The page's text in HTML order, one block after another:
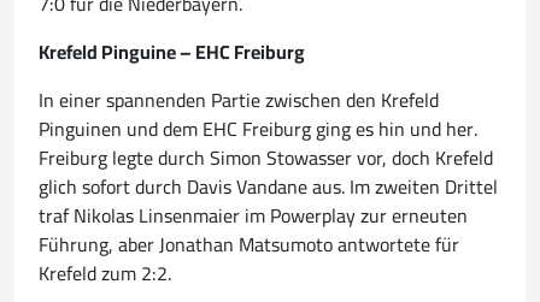
Krefeld Pinguine – EHC Freiburg
In einer spannenden Partie zwischen den Krefeld
Pinguinen und dem EHC Freiburg ging es hin und her.
Freiburg legte durch Simon Stowasser vor, doch Krefeld
glich sofort durch Davis Vandane aus. Im zweiten Drittel
traf Nikolas Linsenmaier im Powerplay zur erneuten
Führung, aber Jonathan Matsumoto antwortete für
Krefeld zum 2:2.